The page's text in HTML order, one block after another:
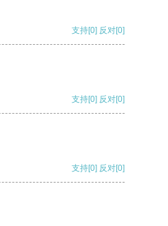
支持[0] 反对[0]
支持[0] 反对[0]
支持[0] 反对[0]